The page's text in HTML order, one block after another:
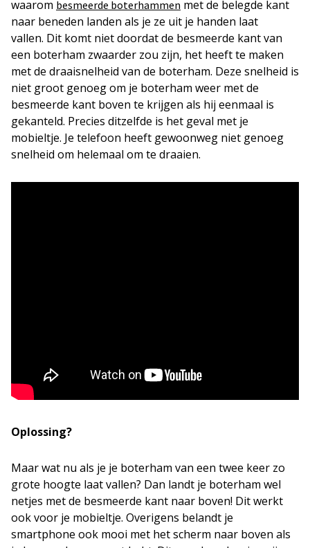
waarom besmeerde boterhammen met de belegde kant
naar beneden landen als je ze uit je handen laat
vallen. Dit komt niet doordat de besmeerde kant van
een boterham zwaarder zou zijn, het heeft te maken
met de draaisnelheid van de boterham. Deze snelheid is
niet groot genoeg om je boterham weer met de
besmeerde kant boven te krijgen als hij eenmaal is
gekanteld. Precies ditzelfde is het geval met je
mobieltje. Je telefoon heeft gewoonweg niet genoeg
snelheid om helemaal om te draaien.
Oplossing?
Maar wat nu als je je boterham van een twee keer zo
grote hoogte laat vallen? Dan landt je boterham wel
netjes met de besmeerde kant naar boven! Dit werkt
ook voor je mobieltje. Overigens belandt je
smartphone ook mooi met het scherm naar boven als